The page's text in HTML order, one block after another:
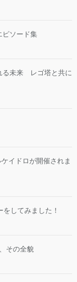
ピソード集
る未来 レゴ塔と共に
イドロが開催されま
してみました！
その全貌